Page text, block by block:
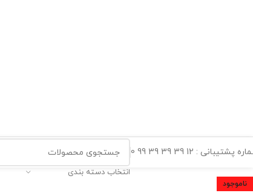
پشتیبانی : 12 39 39 39 99 0
انتخاب دسته بندی
ناموجود